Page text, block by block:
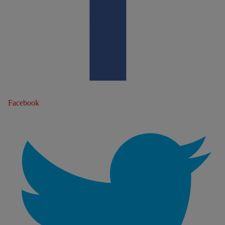
Facebook